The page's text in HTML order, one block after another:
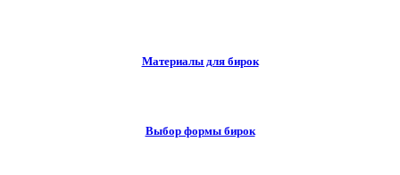
Материалы для бирок
Выбор формы бирок